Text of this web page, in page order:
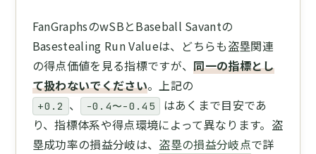
FanGraphsのwSBとBaseball Savantの
Basestealing Run Valueは、どちらも盗塁関連
の得点価値を見る指標ですが、同一の指標とし
て扱わないでください。上記の
+0.2 、 -0.4〜-0.45
はあくまで目安であ
り、指標体系や得点環境によって異なります。盗
塁成功率の損益分岐は、 盗塁の損益分岐点で詳